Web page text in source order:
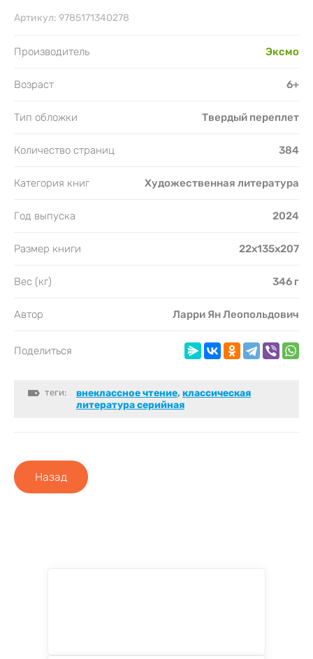
Артикул: 9785171340278
Производитель Эксмо
Возраст 6+
Тип обложки Твердый переплет
Количество страниц 384
Категория книг Художественная литература
Год выпуска 2024
Размер книги 22x135x207
Вес (кг) 346 г
Автор Ларри Ян Леопольдович
Поделиться
теги: внеклассное чтение, классическая
литература серийная
Назад